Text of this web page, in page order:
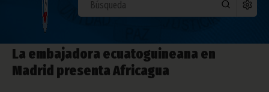
La embajadora ecuatoguineana en
Madrid presenta Africagua